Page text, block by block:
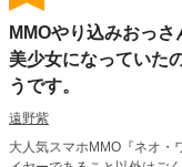
MMOやり込みおっ
美少女になっていた
うです。
遠野紫
大人気スマホMMO『ネオ・